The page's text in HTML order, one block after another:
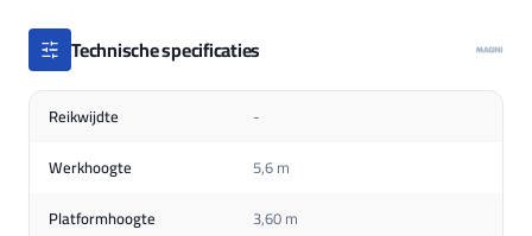
Technische specificaties
Reikwijdte
-
Werkhoogte
5,6 m
Platformhoogte
3,60 m